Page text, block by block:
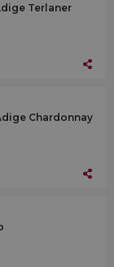
Terlaner
Chardonnay